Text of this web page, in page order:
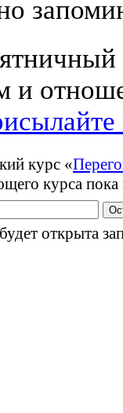
и
курс «
курса пока
открыта